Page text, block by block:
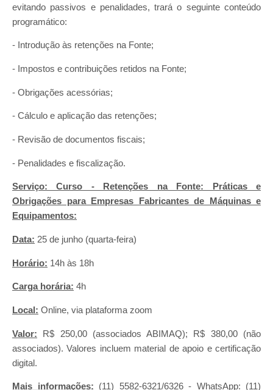
evitando passivos e penalidades, trará o seguinte conteúdo
programático:
- Introdução às retenções na Fonte;
- Impostos e contribuições retidos na Fonte;
- Obrigações acessórias;
- Cálculo e aplicação das retenções;
- Revisão de documentos fiscais;
- Penalidades e fiscalização.
Serviço: Curso - Retenções na Fonte: Práticas e
Obrigações para Empresas Fabricantes de Máquinas e
Equipamentos:
Data: 25 de junho (quarta-feira)
Horário: 14h às 18h
Carga horária: 4h
Local: Online, via plataforma zoom
Valor: R$ 250,00 (associados ABIMAQ); R$ 380,00 (não
associados). Valores incluem material de apoio e certificação
digital.
Mais informações: (11) 5582-6321/6326 - WhatsApp: (11)